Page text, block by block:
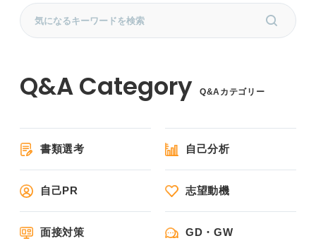
Q&Aカテゴリー
書類選考 自己分析
自己PR 志望動機
面接対策 GD・GW